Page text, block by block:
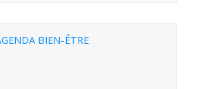
BIEN-ÊTRE